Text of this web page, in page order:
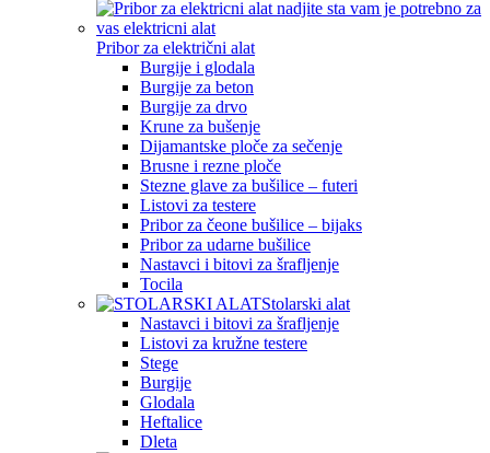
Pribor za električni alat
Burgije i glodala
Burgije za beton
Burgije za drvo
Krune za bušenje
Dijamantske ploče za sečenje
Brusne i rezne ploče
Stezne glave za bušilice – futeri
Listovi za testere
Pribor za čeone bušilice – bijaks
Pribor za udarne bušilice
Nastavci i bitovi za šrafljenje
Tocila
Stolarski alat
Nastavci i bitovi za šrafljenje
Listovi za kružne testere
Stege
Burgije
Glodala
Heftalice
Dleta